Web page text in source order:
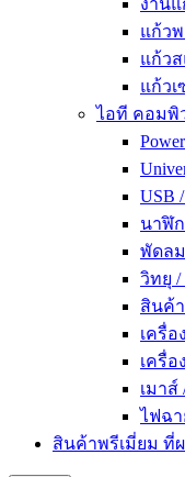
งาน
แก้ว
แก้ว
แก้วเ
ไอที คอมพิ
USB
นาฬิ
พัดล
วิทยุ /
สินค้
เครื่อ
เครื่อ
เมา
ไฟฉา
สินค้าพรีเมี่ยม ที่